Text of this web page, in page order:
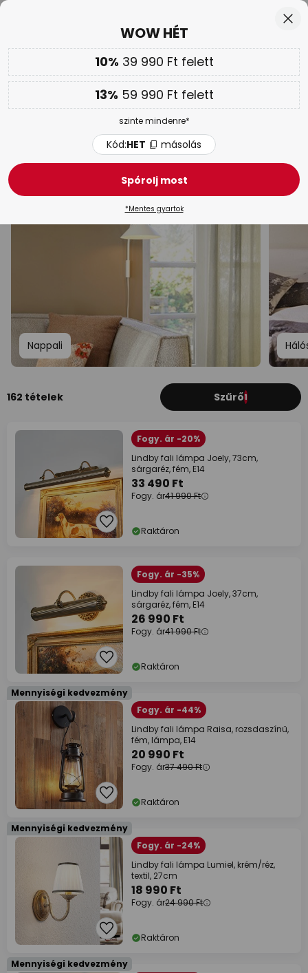
Továbbáakár 13 % kedvezmény!
Kód:HET másolás
WOW HÉT |Akár 70 %
Antik fali lámpák
Modern fali lámpák Indusztriális fali lámpák
Nappali
162 tételek Szűrő1
Fogy. ár -20%
Lindby fali lámpa Joely, 73cm,
sárgaréz, fém, E14
33 490 Ft
Fogy. ár41 990 Ft
Raktáron
Fogy. ár -35%
Lindby fali lámpa Joely, 37cm,
sárgaréz, fém, E14
26 990 Ft
Fogy. ár41 990 Ft
Raktáron
Mennyiségi kedvezmény
Fogy. ár -44%
Lindby fali lámpa Raisa, rozsdaszínű,
fém, lámpa, E14
20 990 Ft
Fogy. ár37 490 Ft
Raktáron
Mennyiségi kedvezmény
Fogy. ár -24%
Lindby fali lámpa Lumiel, krém/réz,
textil, 27cm
18 990 Ft
Fogy. ár24 990 Ft
Raktáron
Mennyiségi kedvezmény
WOW HÉT
10% 39 990 Ft felett
13% 59 990 Ft felett
szinte mindenre*
Kód:HET másolás
Spórolj most
*Mentes gyartok